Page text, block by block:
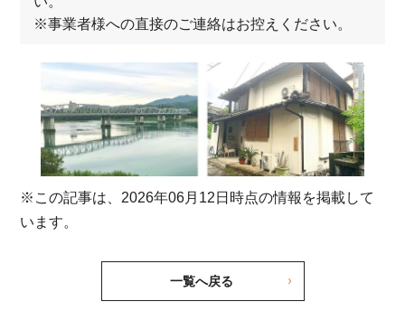
※事業者様への直接のご連絡はお控えください。
※この記事は、2026年06月12日時点の情報を掲載して
います。
一覧へ戻る